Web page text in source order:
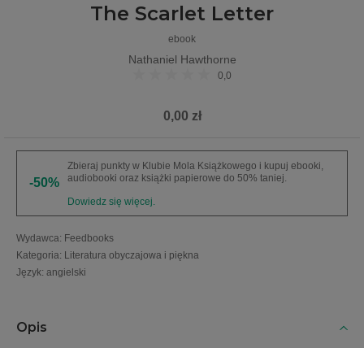
The Scarlet Letter
ebook
Nathaniel Hawthorne
0,0
0,00 zł
-50%
Zbieraj punkty w Klubie Mola Książkowego i kupuj ebooki,
audiobooki oraz książki papierowe do 50% taniej.
Dowiedz się więcej.
Wydawca: Feedbooks
Kategoria: Literatura obyczajowa i piękna
Język: angielski
Opis